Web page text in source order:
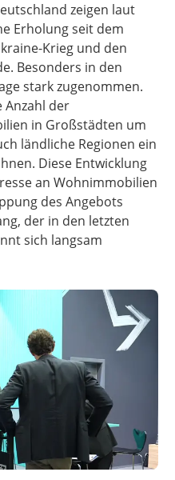
zeigen laut
Erholung seit dem
Krieg und den
Besonders in den
stark zugenommen.
Anzahl der
in Großstädten um
ländliche Regionen ein
Diese Entwicklung
an Wohnimmobilien
des Angebots
der in den letzten
sich langsam